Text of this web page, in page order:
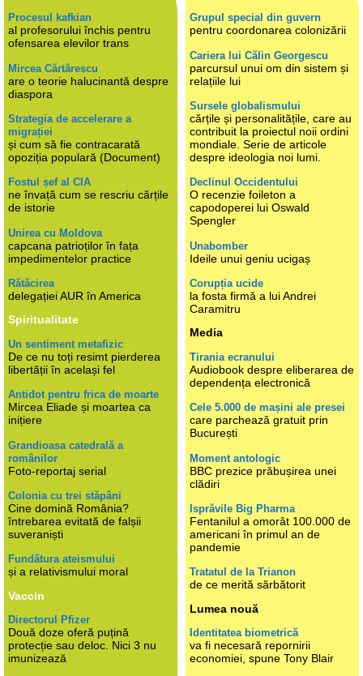
Procesul kafkian
al profesorului închis pentru
ofensarea elevilor trans
Mircea Cărtărescu
are o teorie halucinantă despre
diaspora
Strategia de accelerare a
migrației
și cum să fie contracarată
opoziția populară (Document)
Fostul șef al CIA
ne învață cum se rescriu cărțile
de istorie
Unirea cu Moldova
capcana patrioților în fața
impedimentelor practice
Rătăcirea
delegației AUR în America
Spiritualitate
Un sentiment metafizic
De ce nu toți resimt pierderea
libertății în același fel
Antidot pentru frica de moarte
Mircea Eliade și moartea ca
inițiere
Grandioasa catedrală a
românilor
Foto-reportaj serial
Colonia cu trei stăpâni
Cine domină România?
întrebarea evitată de falșii
suveraniști
Fundătura ateismului
și a relativismului moral
Vaccin
Directorul Pfizer
Două doze oferă puțină
protecție sau deloc. Nici 3 nu
imunizează
Grupul special din guvern
pentru coordonarea colonizării
Cariera lui Călin Georgescu
parcursul unui om din sistem și
relațiile lui
Sursele globalismului
cărțile și personalitățile, care au
contribuit la proiectul noii ordini
mondiale. Serie de articole
despre ideologia noi lumi.
Declinul Occidentului
O recenzie foileton a
capodoperei lui Oswald
Spengler
Unabomber
Ideile unui geniu ucigaș
Corupția ucide
la fosta firmă a lui Andrei
Caramitru
Media
Tirania ecranului
Audiobook despre eliberarea de
dependența electronică
Cele 5.000 de mașini ale presei
care parchează gratuit prin
București
Moment antologic
BBC prezice prăbușirea unei
clădiri
Isprăvile Big Pharma
Fentanilul a omorât 100.000 de
americani în primul an de
pandemie
Tratatul de la Trianon
de ce merită sărbătorit
Lumea nouă
Identitatea biometrică
va fi necesară repornirii
economiei, spune Tony Blair